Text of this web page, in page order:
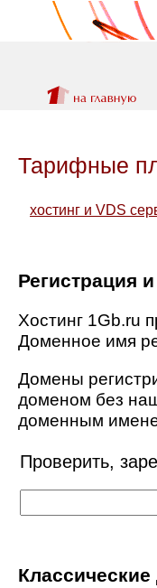
Тарифные
хостинг и VDS
Регистрация
Хостинг 1Gb.ru
Доменное имя
Домены
доменом без
доменным
Проверить,